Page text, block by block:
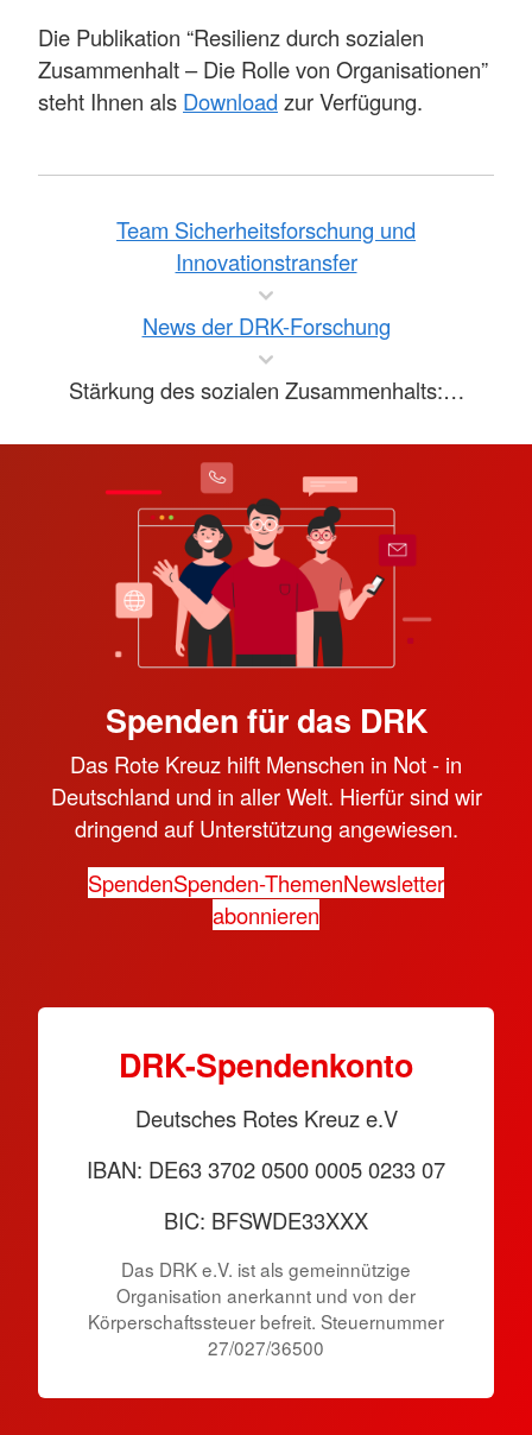
Die Publikation “Resilienz durch sozialen
Zusammenhalt – Die Rolle von Organisationen”
steht Ihnen als Download zur Verfügung.
Team Sicherheitsforschung und
Innovationstransfer
News der DRK-Forschung
Stärkung des sozialen Zusammenhalts:…
Spenden für das DRK
Das Rote Kreuz hilft Menschen in Not - in
Deutschland und in aller Welt. Hierfür sind wir
dringend auf Unterstützung angewiesen.
SpendenSpenden-ThemenNewsletter
abonnieren
DRK-Spendenkonto
Deutsches Rotes Kreuz e.V
IBAN: DE63 3702 0500 0005 0233 07
BIC: BFSWDE33XXX
Das DRK e.V. ist als gemeinnützige
Organisation anerkannt und von der
Körperschaftssteuer befreit. Steuernummer
27/027/36500